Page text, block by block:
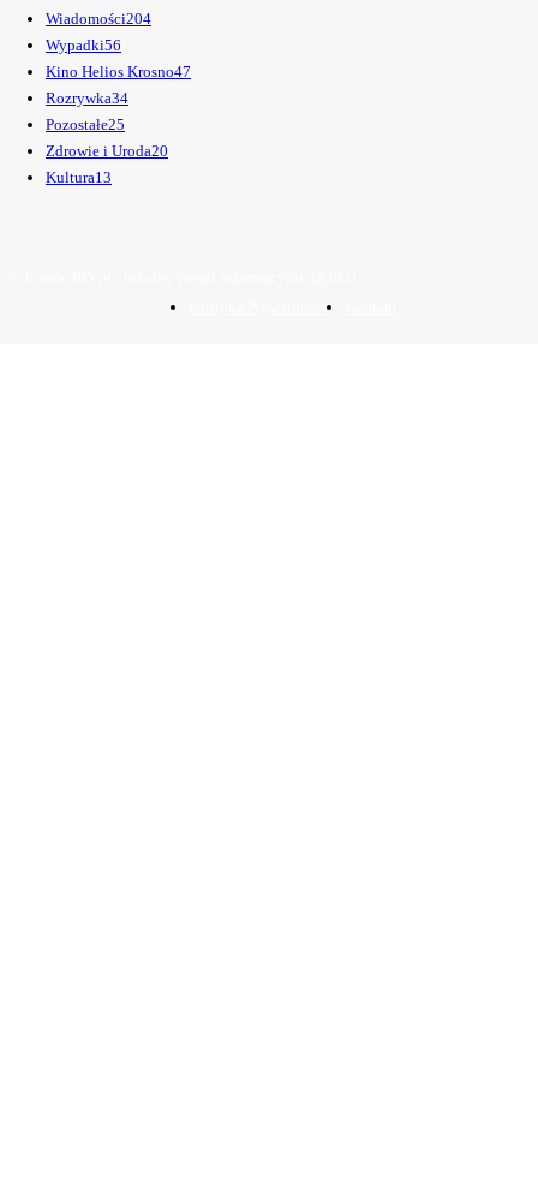
Wiadomości204
Wypadki56
Kino Helios Krosno47
Rozrywka34
Pozostałe25
Zdrowie i Uroda20
Kultura13